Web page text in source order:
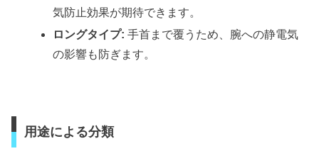
気防止効果が期待できます。
ロングタイプ: 手首まで覆うため、腕への静電気
の影響も防ぎます。
用途による分類